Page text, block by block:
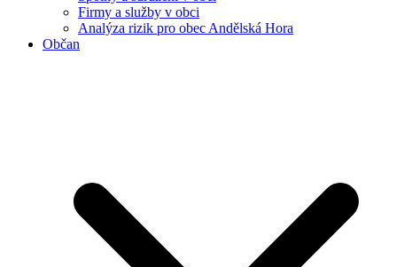
Firmy a služby v obci
Analýza rizik pro obec Andělská Hora
Občan